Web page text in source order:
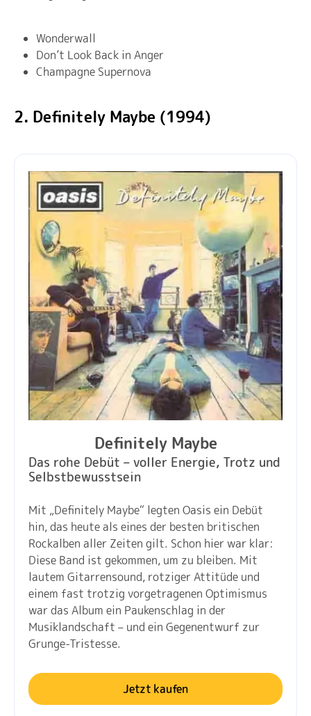
Wonderwall
Don’t Look Back in Anger
Champagne Supernova
2. Definitely Maybe (1994)
Definitely Maybe
Das rohe Debüt – voller Energie, Trotz und
Selbstbewusstsein
Mit „Definitely Maybe“ legten Oasis ein Debüt
hin, das heute als eines der besten britischen
Rockalben aller Zeiten gilt. Schon hier war klar:
Diese Band ist gekommen, um zu bleiben. Mit
lautem Gitarrensound, rotziger Attitüde und
einem fast trotzig vorgetragenen Optimismus
war das Album ein Paukenschlag in der
Musiklandschaft – und ein Gegenentwurf zur
Grunge-Tristesse.
Jetzt kaufen